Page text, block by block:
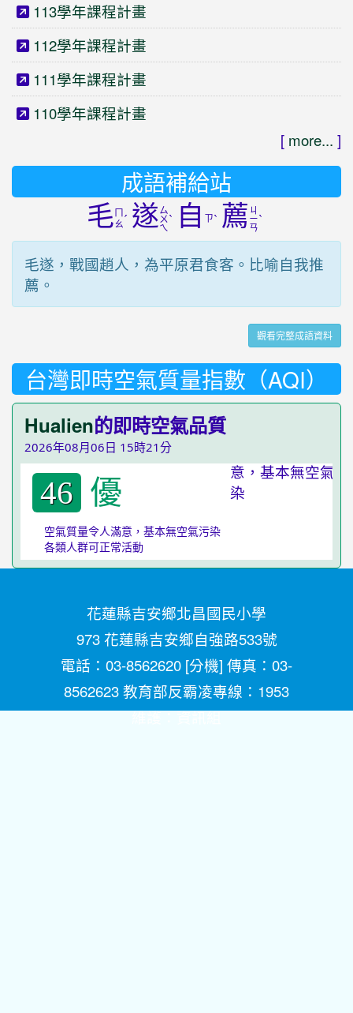
113學年課程計畫
112學年課程計畫
111學年課程計畫
110學年課程計畫
[ more... ]
成語補給站
毛 ㄠˊ 遂ㄙ
ㄨ
ㄟ
ˋ 自 ㄗˋ 薦 ㄐ
ㄧ
ㄢ
ˋ
毛遂，戰國趙人，為平原君食客。比喻自我推
薦。
觀看完整成語資料
台灣即時空氣質量指數（AQI）
Hualien的即時空氣品質
2026年08月06日 15時21分
46 優
空氣質量令人滿意，基本無空氣污染
各類人群可正常活動
花蓮縣吉安鄉北昌國民小學
973 花蓮縣吉安鄉自強路533號
電話：03-8562620 [分機] 傳真：03-
8562623 教育部反霸凌專線：1953
維護：資訊組